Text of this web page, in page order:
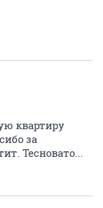
квартиру
за
Тесновато...